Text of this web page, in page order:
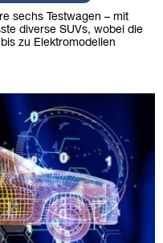
sechs Testwagen – mit
diverse SUVs, wobei die
zu Elektromodellen